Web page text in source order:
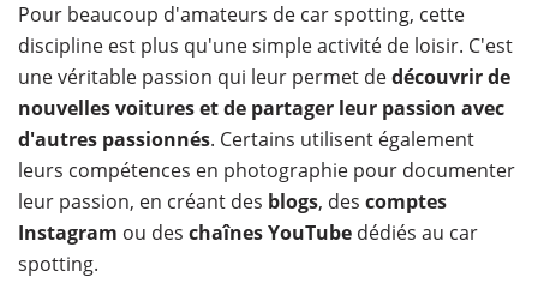
Pour beaucoup d'amateurs de car spotting, cette
discipline est plus qu'une simple activité de loisir. C'est
une véritable passion qui leur permet dedécouvrir de
nouvelles voitures et de partager leur passion avec
d'autres passionnés. Certains utilisent également
leurs compétences en photographie pour documenter
leur passion, en créant des blogs, des comptes
Instagram ou des chaînes YouTube dédiés au car
spotting.